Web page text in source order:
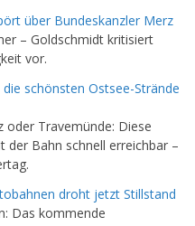
über Bundeskanzler Merz
– Goldschmidt kritisiert
vor.
schönsten Ostsee-Strände
oder Travemünde: Diese
Bahn schnell erreichbar –
droht jetzt Stillstand
Das kommende